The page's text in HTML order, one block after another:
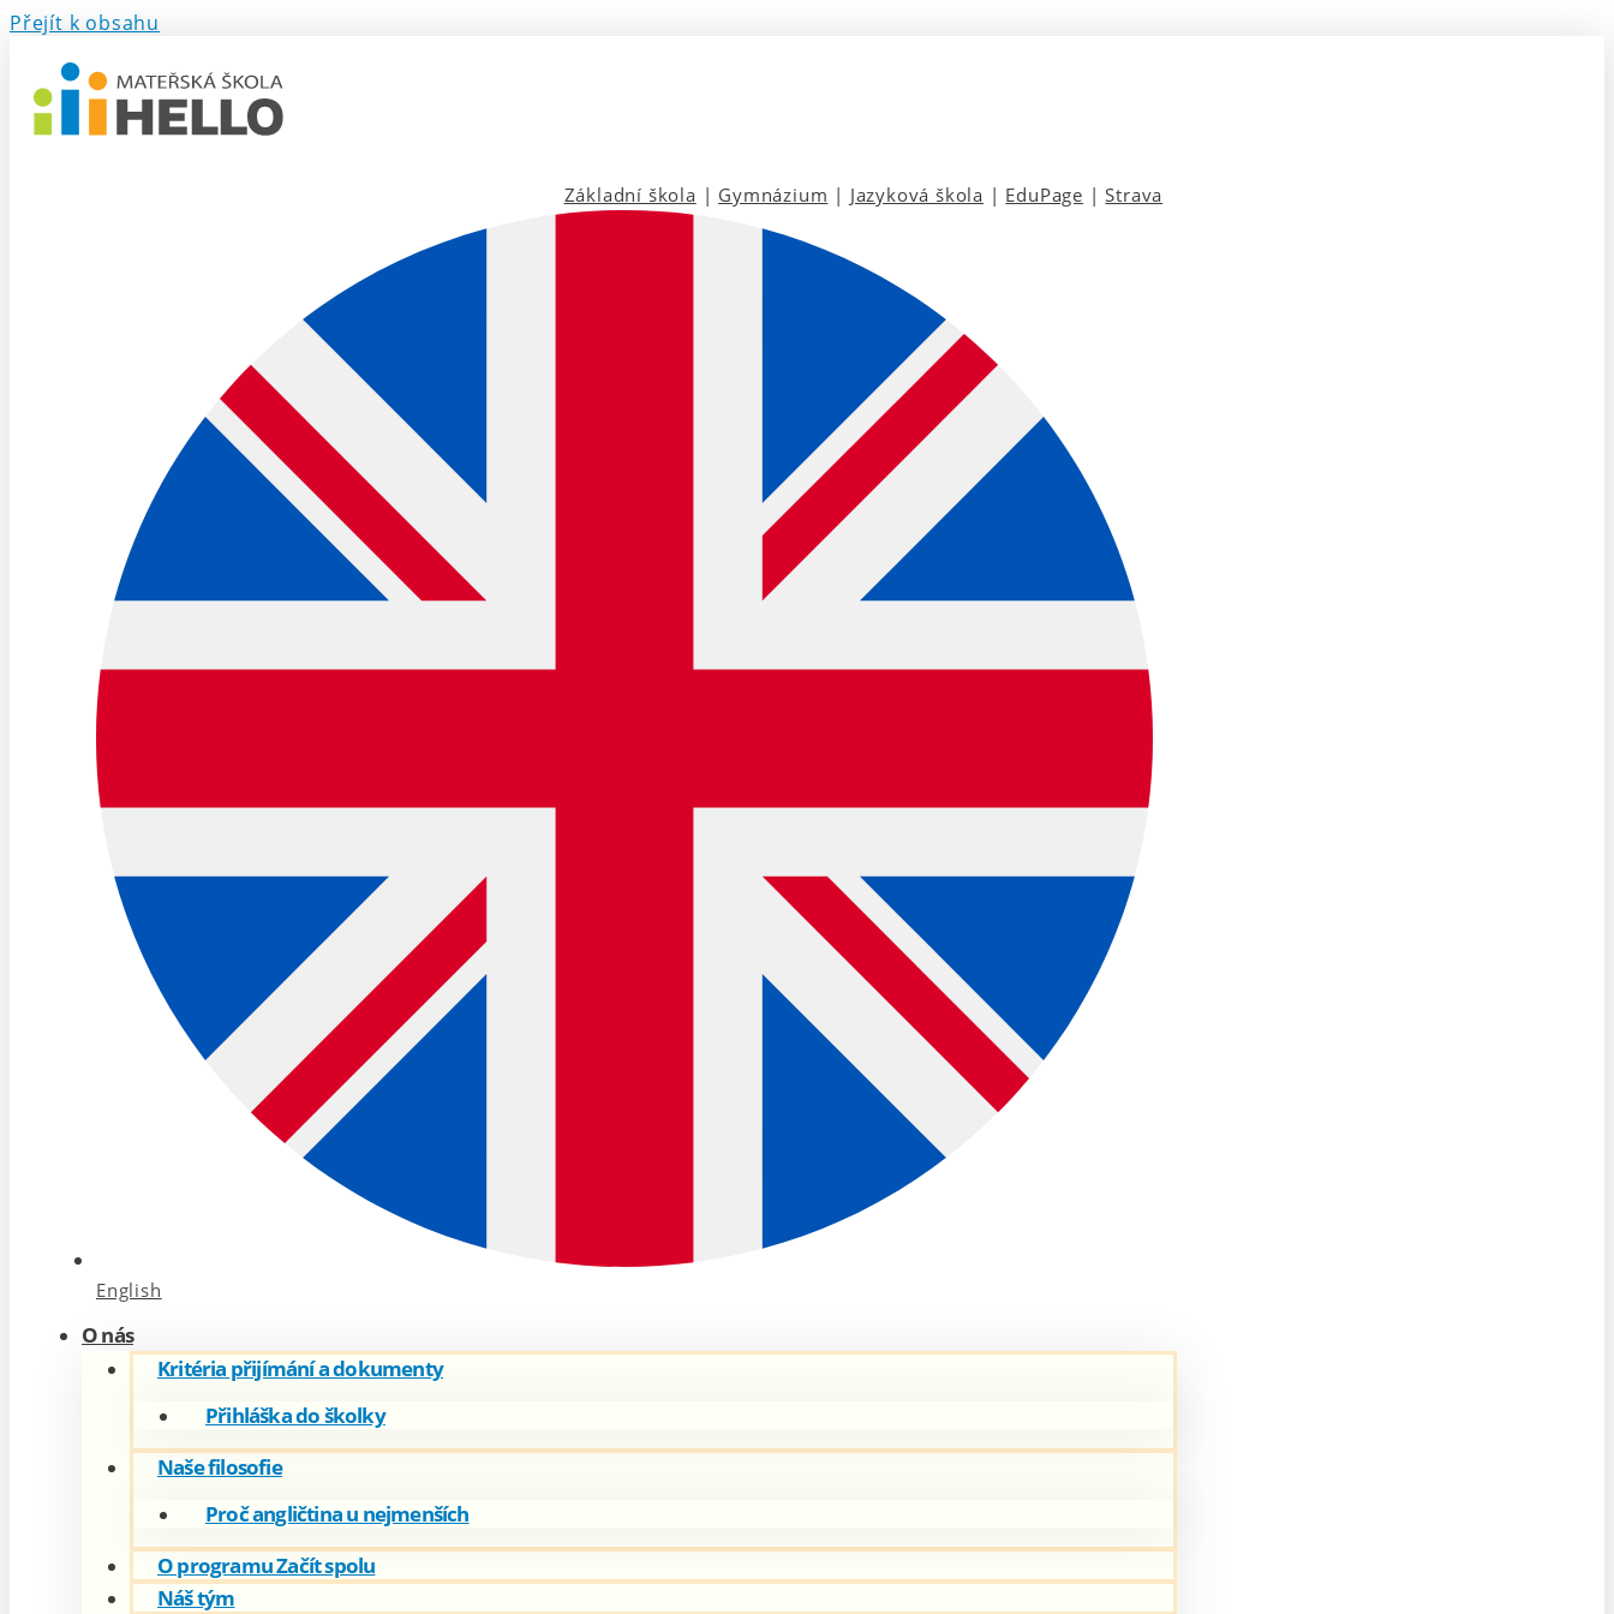
Přejít k obsahu
Základní škola | Gymnázium | Jazyková škola | EduPage |Strava
English
O nás
Kritéria přijímání a dokumenty
Přihláška do školky
Naše filosofie
Proč angličtina u nejmenších
O programu Začít spolu
Náš tým